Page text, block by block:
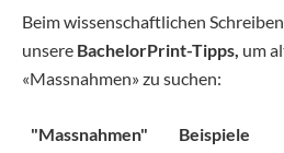
Beim wissenschaftlichen
unsere BachelorPrint-Tipps, um
«Massnahmen» zu suchen:
"Massnahmen"
Beispiele